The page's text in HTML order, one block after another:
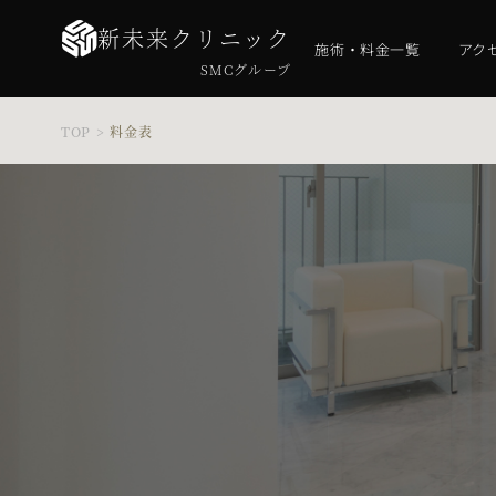
新未来クリニック
SMCグループ
施術・料金一覧 アク
TOP > 料金表